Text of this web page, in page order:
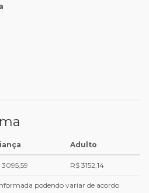
Adulto
3095,59 R$ 3152,14
podendo variar de acordo